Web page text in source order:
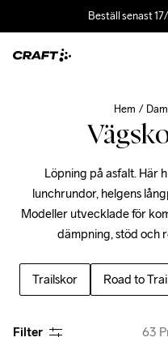
Beställ senast
Hem Dam
Löpning på asfalt. Här
lunchrundor, helgens
Modeller utvecklade för
dämpning, stöd och
Trailskor Road to
Filter 63